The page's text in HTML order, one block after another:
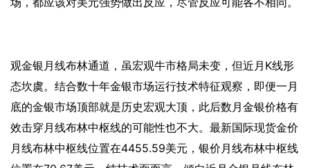
观金银月线布林通道，虽宏观牛市格局未变，但近月 K线形
态坎虞。结合数十年金银市场运行技术特征观察，即便一月
底的金银市场顶部就是历史宏观大顶，此后数月金银价格有
效击穿月线布林中枢线的可能性也不大。最新国际现货金价
月线布林中枢线位置在4455.59美元，银价月线布林中枢线